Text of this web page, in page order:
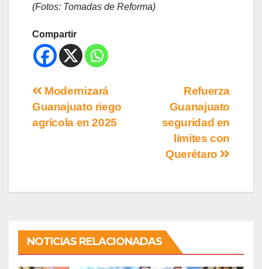
(Fotos: Tomadas de Reforma)
Compartir
Refuerza
Guanajuato
seguridad en
límites con
Querétaro
Modernizará
Guanajuato riego
agrícola en 2025
NOTICIAS RELACIONADAS